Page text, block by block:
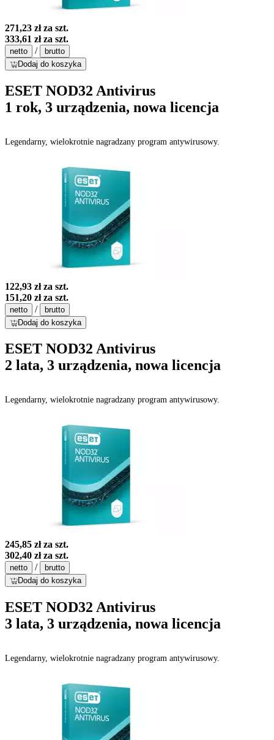
271,23 złza szt.
333,61 złza szt.
netto /
brutto
Dodaj do koszyka
ESET NOD32 Antivirus
1 rok, 3 urządzenia, nowa licencja
Legendarny, wielokrotnie nagradzany program antywirusowy.
122,93 złza szt.
151,20 złza szt.
netto /
brutto
Dodaj do koszyka
ESET NOD32 Antivirus
2 lata, 3 urządzenia, nowa licencja
Legendarny, wielokrotnie nagradzany program antywirusowy.
245,85 złza szt.
302,40 złza szt.
netto /
brutto
Dodaj do koszyka
ESET NOD32 Antivirus
3 lata, 3 urządzenia, nowa licencja
Legendarny, wielokrotnie nagradzany program antywirusowy.